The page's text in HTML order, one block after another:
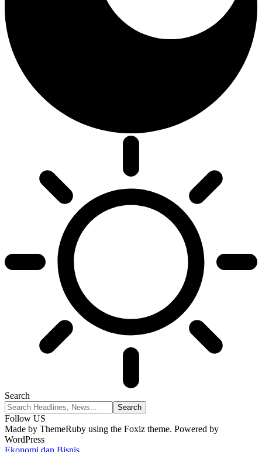
Search
Follow US
Made by ThemeRuby using the Foxiz theme. Powered by
WordPress
Ekonomi dan Bisnis